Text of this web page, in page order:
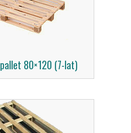
80×120 (7-lat)